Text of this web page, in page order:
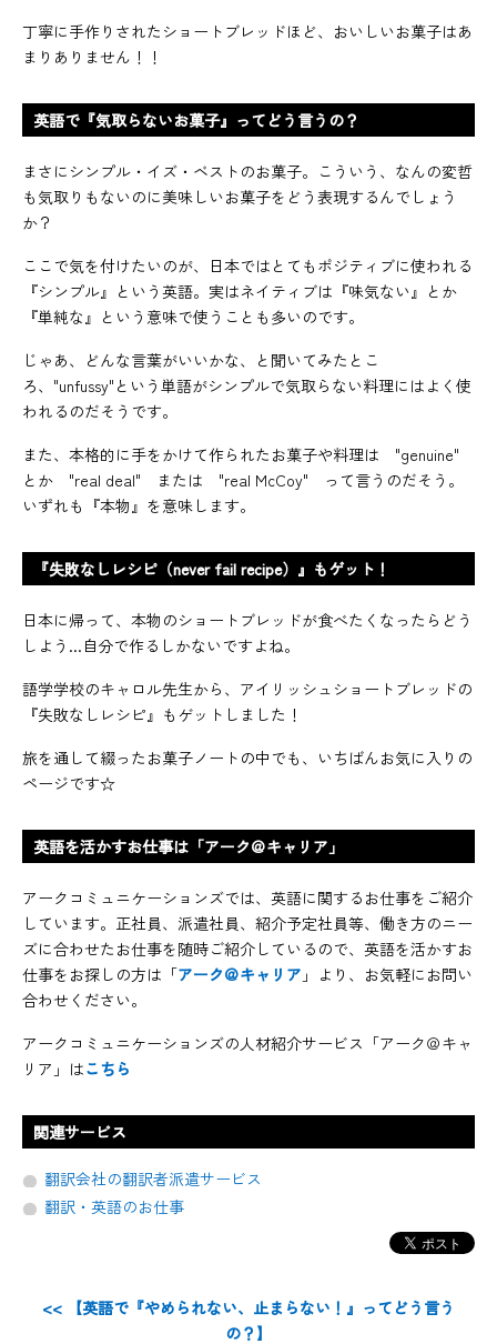
丁寧に手作りされたショートブレッドほど、おいしいお菓子はあ
まりありません！！
英語で『気取らないお菓子』ってどう言うの？
まさにシンプル・イズ・ベストのお菓子。こういう、なんの変哲
も気取りもないのに美味しいお菓子をどう表現するんでしょう
か？
ここで気を付けたいのが、日本ではとてもポジティブに使われる
『シンプル』という英語。実はネイティブは『味気ない』とか
『単純な』という意味で使うことも多いのです。
じゃあ、どんな言葉がいいかな、と聞いてみたとこ
ろ、"unfussy"という単語がシンプルで気取らない料理にはよく使
われるのだそうです。
また、本格的に手をかけて作られたお菓子や料理は "genuine"
とか "real deal" または "real McCoy" って言うのだそう。
いずれも『本物』を意味します。
『失敗なしレシピ（never fail recipe）』もゲット！
日本に帰って、本物のショートブレッドが食べたくなったらどう
しよう...自分で作るしかないですよね。
語学学校のキャロル先生から、アイリッシュショートブレッドの
『失敗なしレシピ』もゲットしました！
旅を通して綴ったお菓子ノートの中でも、いちばんお気に入りの
ページです☆
英語を活かすお仕事は「アーク＠キャリア」
アークコミュニケーションズでは、英語に関するお仕事をご紹介
しています。正社員、派遣社員、紹介予定社員等、働き方のニー
ズに合わせたお仕事を随時ご紹介しているので、英語を活かすお
仕事をお探しの方は「アーク＠キャリア 」より、お気軽にお問い
合わせください。
アークコミュニケーションズの人材紹介サービス「アーク＠キャ
リア」はこちら
関連サービス
翻訳会社の翻訳者派遣サービス
翻訳・英語のお仕事
<< 【英語で『やめられない、止まらない！』ってどう言う
の？】